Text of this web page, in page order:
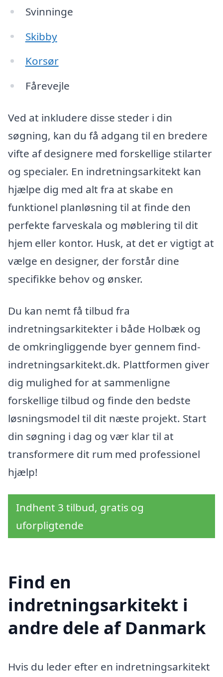
Svinninge
Skibby
Korsør
Fårevejle
Ved at inkludere disse steder i din
søgning, kan du få adgang til en bredere
vifte af designere med forskellige stilarter
og specialer. En indretningsarkitekt kan
hjælpe dig med alt fra at skabe en
funktionel planløsning til at finde den
perfekte farveskala og møblering til dit
hjem eller kontor. Husk, at det er vigtigt at
vælge en designer, der forstår dine
specifikke behov og ønsker.
Du kan nemt få tilbud fra
indretningsarkitekter i både Holbæk og
de omkringliggende byer gennem find-
indretningsarkitekt.dk. Plattformen giver
dig mulighed for at sammenligne
forskellige tilbud og finde den bedste
løsningsmodel til dit næste projekt. Start
din søgning i dag og vær klar til at
transformere dit rum med professionel
hjælp!
Indhent 3 tilbud, gratis og
uforpligtende
Find en
indretningsarkitekt i
andre dele af Danmark
Hvis du leder efter en indretningsarkitekt